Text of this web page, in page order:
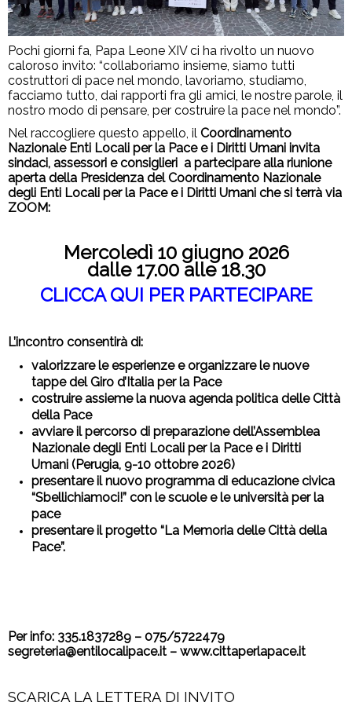
Pochi giorni fa, Papa Leone XIV ci ha rivolto un nuovo
caloroso invito: “collaboriamo insieme, siamo tutti
costruttori di pace nel mondo, lavoriamo, studiamo,
facciamo tutto, dai rapporti fra gli amici, le nostre parole, il
nostro modo di pensare, per costruire la pace nel mondo”.
Nel raccogliere questo appello, il Coordinamento
Nazionale Enti Locali per la Pace e i Diritti Umani invita
sindaci, assessori e consiglieri a partecipare alla riunione
aperta della Presidenza del Coordinamento Nazionale
degli Enti Locali per la Pace e i Diritti Umani che si terrà via
ZOOM:
Mercoledì 10 giugno 2026
dalle 17.00 alle 18.30
CLICCA QUI PER PARTECIPARE
L’incontro consentirà di:
valorizzare le esperienze e organizzare le nuove
tappe del Giro d’Italia per la Pace
costruire assieme la nuova agenda politica delle Città
della Pace
avviare il percorso di preparazione dell’Assemblea
Nazionale degli Enti Locali per la Pace e i Diritti
Umani (Perugia, 9-10 ottobre 2026)
presentare il nuovo programma di educazione civica
“Sbellichiamoci!” con le scuole e le università per la
pace
presentare il progetto “La Memoria delle Città della
Pace”.
Per info: 335.1837289 – 075/5722479
segreteria@entilocalipace.it – www.cittaperlapace.it
SCARICA LA LETTERA DI INVITO